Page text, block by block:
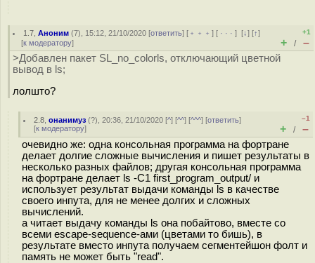
1.7 ,Аноним (7), 15:12, 21/10/2020 [ответить] [ ﹢﹢﹢] [ · · ·][↓] [↑]
[к модератору]
+1
+ / –
>Добавлен пакет SL_no_colorls, отключающий цветной
вывод в ls;
лолшто?
2.8 ,онанимуз (?), 20:36, 21/10/2020 [^] [^^] [^^^] [ответить]
[к модератору]
–1
+ / –
очевидно же: одна консольная программа на фортране
делает долгие сложные вычисления и пишет результаты в
несколько разных файлов; другая консольная программа
на фортране делает ls -C1 first_program_output/ и
использует результат выдачи команды ls в качестве
своего инпута, для не менее долгих и сложных
вычислений.
а читает выдачу команды ls она побайтово, вместе со
всеми escape-sequence-ами (цветами то бишь), в
результате вместо инпута получаем сегментейшон фолт и
память не может быть "read".